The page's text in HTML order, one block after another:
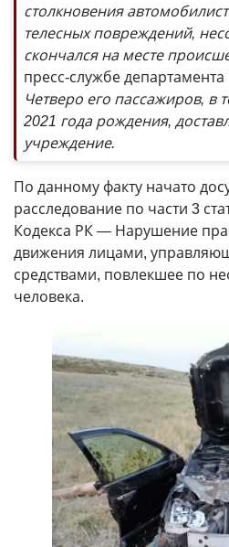
столкновения
телесных повреждений,
скончался на месте
пресс-службе
Четверо его пассажиров, в
2021 года рождения,
учреждение.
По данному факту начато
расследование по части 3
Кодекса РК — Нарушение
движения лицами,
средствами, повлекшее по
человека.